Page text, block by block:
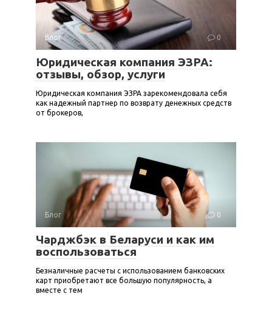
Блог 0
Юридическая компания ЭЗРА:
отзывы, обзор, услуги
Юридическая компания ЭЗРА зарекомендовала себя
как надежный партнер по возврату денежных средств
от брокеров,
Блог 0
Чарджбэк в Беларуси и как им
воспользоваться
Безналичные расчеты с использованием банковских
карт приобретают все большую популярность, а
вместе с тем